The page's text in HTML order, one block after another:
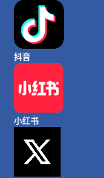
抖音
小红书